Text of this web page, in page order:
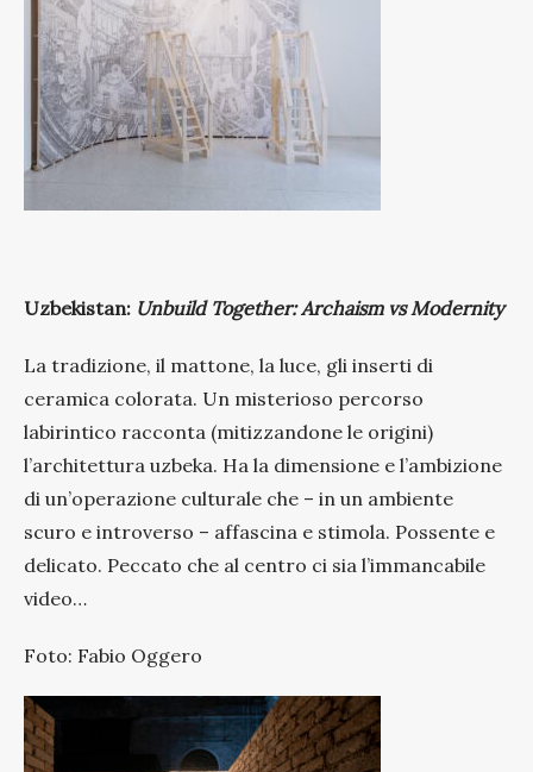
Uzbekistan: Unbuild Together: Archaism vs Modernity
La tradizione, il mattone, la luce, gli inserti di
ceramica colorata. Un misterioso percorso
labirintico racconta (mitizzandone le origini)
l’architettura uzbeka. Ha la dimensione e l’ambizione
di un’operazione culturale che – in un ambiente
scuro e introverso – affascina e stimola. Possente e
delicato. Peccato che al centro ci sia l’immancabile
video…
Foto: Fabio Oggero